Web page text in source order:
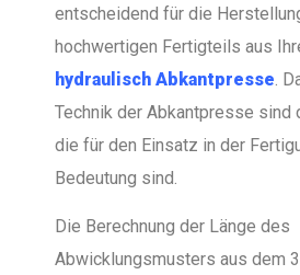
entscheidend für die
hochwertigen Fertigteils aus
hydraulisch Abkantpresse.
Technik der Abkantpresse sind
die für den Einsatz in der
Bedeutung sind.
Die Berechnung der Länge des
Abwicklungsmusters aus dem